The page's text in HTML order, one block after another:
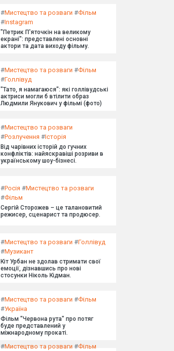
#Мистецтво та розваги #Фільм
#Instagram
"Петрик П'яточкін на великому
екрані": представлені основні
актори та дата виходу фільму.
#Мистецтво та розваги #Фільм
#Голлівуд
"Тато, я намагаюся": які голлівудські
актриси могли б втілити образ
Людмили Янукович у фільмі (фото)
#Мистецтво та розваги
#Розлучення #Історія
Від чарівних історій до гучних
конфліктів: найяскравіші розриви в
українському шоу-бізнесі.
#Росія #Мистецтво та розваги
#Фільм
Сергій Сторожев – це талановитий
режисер, сценарист та продюсер.
#Мистецтво та розваги #Голлівуд
#Музикант
Кіт Урбан не здолав стримати свої
емоції, дізнавшись про нові
стосунки Ніколь Кідман.
#Мистецтво та розваги #Фільм
#Україна
Фільм "Червона рута" про потяг
буде представлений у
міжнародному прокаті.
#Мистецтво та розваги #Фільм